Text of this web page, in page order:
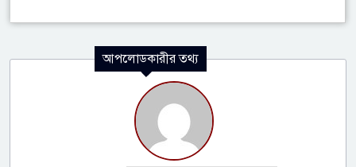
আপলোডকারীর তথ্য